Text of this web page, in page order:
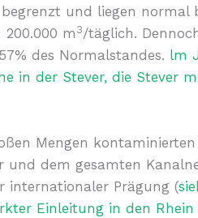
begrenzt und liegen normal
200.000 m 3/täglich.
des Normalstandes. lm
in der Stever, die Stever
Mengen kontaminierten
und dem gesamten
internationaler Prägung (
Einleitung in den Rhein